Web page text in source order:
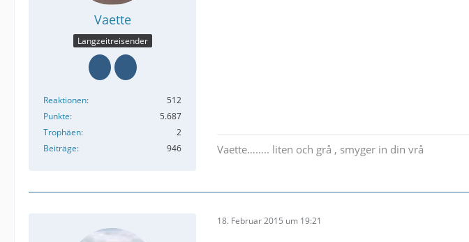
Vaette
Langzeitreisender
Reaktionen
512
Punkte
5.687
Trophäen
2
Beiträge
946 Vaette…….. liten och grå , smyger in din vrå
18. Februar 2015 um 19:21